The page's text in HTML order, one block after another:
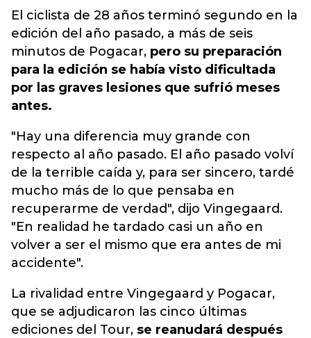
El ciclista de 28 años terminó segundo en la
edición del año pasado, a más de seis
minutos de Pogacar, pero su preparación
para la edición se había visto dificultada
por las graves lesiones que sufrió meses
antes.
"Hay una diferencia muy grande con
respecto al año pasado. El año pasado volví
de la terrible caída y, para ser sincero, tardé
mucho más de lo que pensaba en
recuperarme de verdad", dijo Vingegaard.
"En realidad he tardado casi un año en
volver a ser el mismo que era antes de mi
accidente".
La rivalidad entre Vingegaard y Pogacar,
que se adjudicaron las cinco últimas
ediciones del Tour, se reanudará después